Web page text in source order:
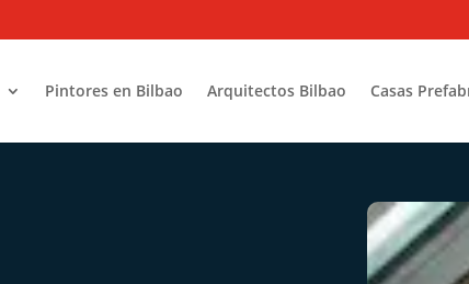
Pintores en Bilbao Arquitectos Bilbao Casas